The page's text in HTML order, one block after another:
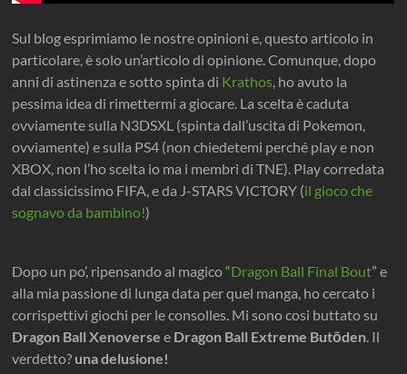
Sul blog esprimiamo le nostre opinioni e, questo articolo in
particolare, è solo un’articolo di opinione. Comunque, dopo
anni di astinenza e sotto spinta di Krathos, ho avuto la
pessima idea di rimettermi a giocare. La scelta è caduta
ovviamente sulla N3DSXL (spinta dall’uscita di Pokemon,
ovviamente) e sulla PS4 (non chiedetemi perché play e non
XBOX, non l’ho scelta io ma i membri di TNE). Play corredata
dal classicissimo FIFA, e da J-STARS VICTORY (il gioco che
sognavo da bambino!)
Dopo un po’, ripensando al magico “Dragon Ball Final Bout” e
alla mia passione di lunga data per quel manga, ho cercato i
corrispettivi giochi per le consolles. Mi sono cosi buttato su
Dragon Ball Xenoverse e Dragon Ball Extreme Butōden. Il
verdetto? una delusione!